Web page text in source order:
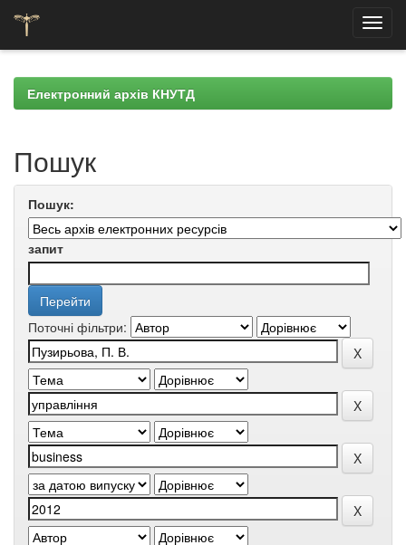
navigationЕлектронний архів КНУТД
Пошук
Пошук:
запит
Поточні фільтри: